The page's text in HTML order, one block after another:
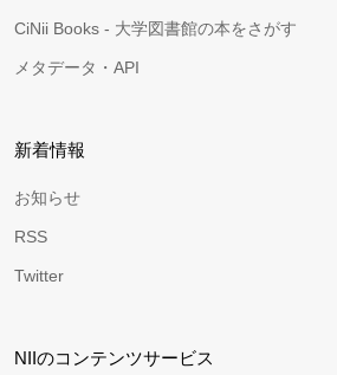
CiNii Books - 大学図書館の本をさがす
メタデータ・API
新着情報
お知らせ
RSS
Twitter
NIIのコンテンツサービス